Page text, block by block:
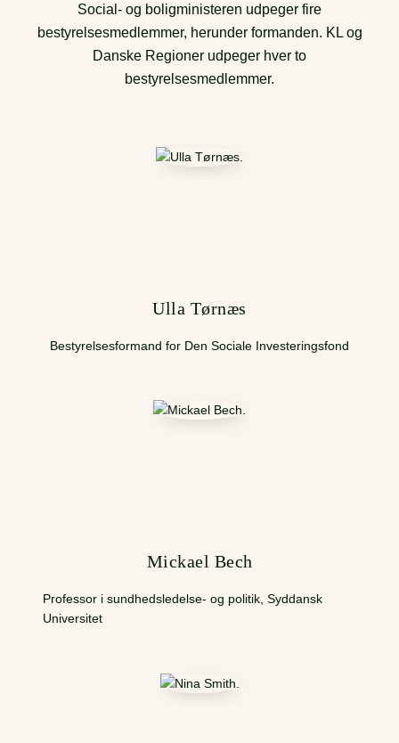
Social- og boligministeren udpeger fire
bestyrelsesmedlemmer, herunder formanden. KL og
Danske Regioner udpeger hver to
bestyrelsesmedlemmer.
Ulla Tørnæs
Bestyrelsesformand for Den Sociale Investeringsfond
Mickael Bech
Professor i sundhedsledelse- og politik, Syddansk
Universitet